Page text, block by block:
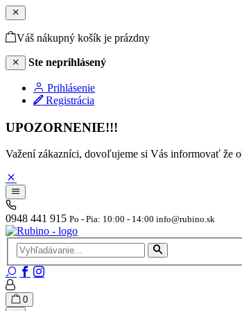
Váš nákupný košík je prázdny
Ste neprihlásený
Prihlásenie
Registrácia
UPOZORNENIE!!!
Važení zákazníci, dovoľujeme si Vás informovať že
0948 441 915 Po - Pia: 10:00 - 14:00 info@rubino.sk
0